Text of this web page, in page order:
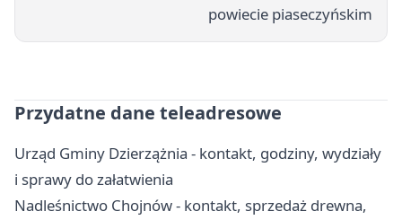
powiecie piaseczyńskim
Przydatne dane teleadresowe
Urząd Gminy Dzierzążnia - kontakt, godziny, wydziały
i sprawy do załatwienia
Nadleśnictwo Chojnów - kontakt, sprzedaż drewna,